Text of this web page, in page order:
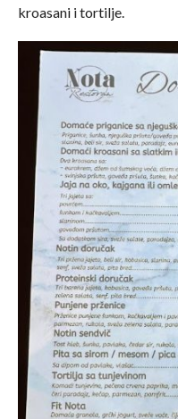
kroasani i tortilje.